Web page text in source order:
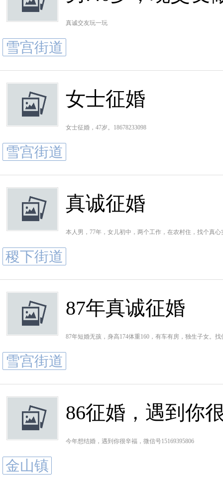
真诚交友玩一玩
雪宫街道
女士征婚
女士征婚，47岁。18678233098
雪宫街道
真诚征婚
本人男，77年，女儿初中，两个工作，在农村住，找个真
稷下街道
87年真诚征婚
87年短婚无孩，身高174体重160，有车有房，独生子女。
雪宫街道
86征婚，遇到你
今年想结婚，遇到你很辛福，微信号15169395806
金山镇